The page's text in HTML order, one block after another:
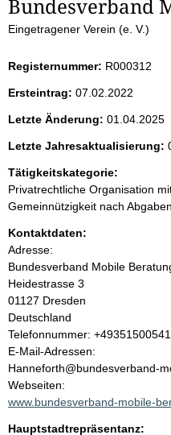
S
e
i
t
e
n
i
n
h
a
l
t
Bundesverband
Eingetragener Verein (e. V.)
Registernummer: R000312
Ersteintrag: 07.02.2022
Letzte Änderung: 01.04.2025
Letzte Jahresaktualisierung:
Tätigkeitskategorie:
Privatrechtliche Organisation
Gemeinnützigkeit nach
Kontaktdaten:
Adresse:
Bundesverband Mobile
Heidestrasse 3
01127 Dresden
Deutschland
K
o
n
t
a
Telefonnummer:
E-Mail-Adressen:
Hanneforth@bundesverband-
Webseiten:
www.bundesverband-mobile-
Hauptstadtrepräsentanz: